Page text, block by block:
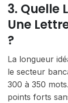
3. Quelle
Une
?
La longueur
le secteur
300 à 350
points forts